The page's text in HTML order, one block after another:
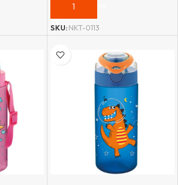
ADAUGĂ ÎN COȘ
SKU:NKT-0113